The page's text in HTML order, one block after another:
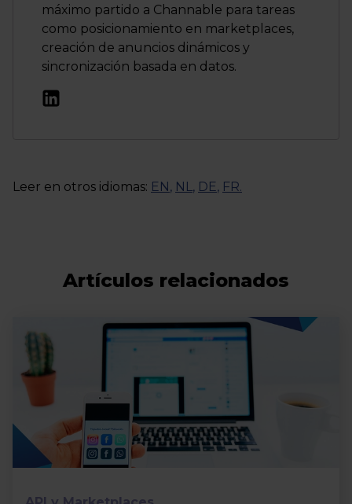
máximo partido a Channable para tareas
como posicionamiento en marketplaces,
creación de anuncios dinámicos y
sincronización basada en datos.
Leer en otros idiomas: EN , NL, DE, FR.
Artículos relacionados